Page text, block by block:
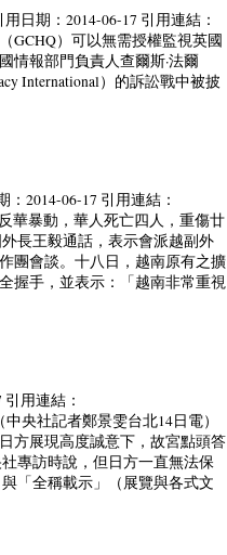
日期：2014-06-17 引用連結：
GCHQ）可以無需授權監視英國
情報部門負責人查爾斯·法爾
International）的訴訟戰中被披
2014-06-17 引用連結：
華暴動，華人死亡四人，重傷廿
長王毅通話，表示會派越副外
團會談。十八日，越南原有之擴
握手，並表示：「越南非常重視
用連結：
央社記者鄭景雯台北14日電）
方展現高度誠意下，故宮點頭答
專訪時說，但日方一直無法保
「全稱載示」（展覽與各式文